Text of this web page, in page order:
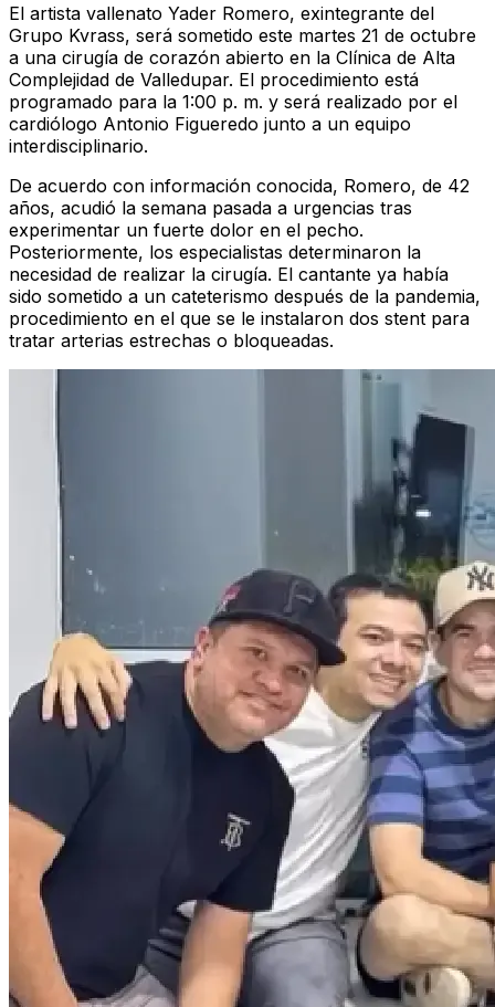
El artista vallenato Yader Romero, exintegrante del
Grupo Kvrass, será sometido este martes 21 de octubre
a una cirugía de corazón abierto en la Clínica de Alta
Complejidad de Valledupar. El procedimiento está
programado para la 1:00 p. m. y será realizado por el
cardiólogo Antonio Figueredo junto a un equipo
interdisciplinario.
De acuerdo con información conocida, Romero, de 42
años, acudió la semana pasada a urgencias tras
experimentar un fuerte dolor en el pecho.
Posteriormente, los especialistas determinaron la
necesidad de realizar la cirugía. El cantante ya había
sido sometido a un cateterismo después de la pandemia,
procedimiento en el que se le instalaron dos stent para
tratar arterias estrechas o bloqueadas.